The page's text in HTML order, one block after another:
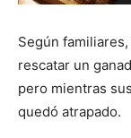
Según
rescatar un
pero mientras
quedó atrapado.